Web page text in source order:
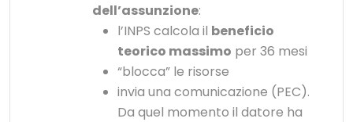
dell’assunzione:
l’INPS calcola il beneficio
teorico massimo per 36 mesi
“blocca” le risorse
invia una comunicazione (PEC).
Da quel momento il datore ha